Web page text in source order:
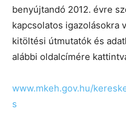
benyújtandó 2012. évre
kapcsolatos igazolásokra
kitöltési útmutatók és
alábbi oldalcímére
www.mkeh.gov.hu/
s